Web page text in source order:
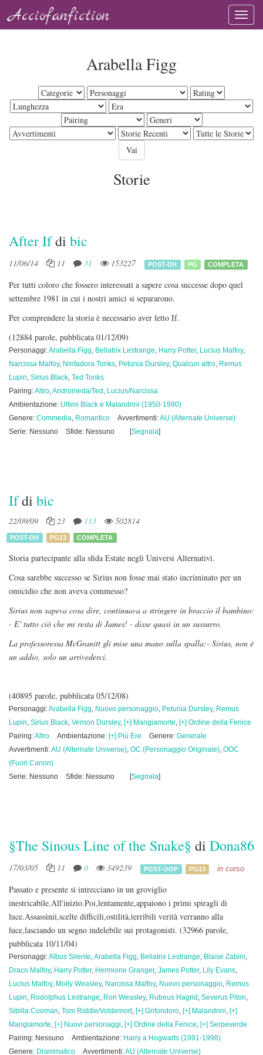
Acciofanfiction
Arabella Figg
Storie
After Ifdi bic
11/06/14 11 31 153227 POST-DH PG COMPLETA
Per tutti coloro che fossero interessati a sapere cosa successe dopo quel
settembre 1981 in cui i nostri amici si separarono.
Per comprendere la storia è necessario aver letto If.
(12884 parole, pubblicata 01/12/09)
Personaggi:Arabella Figg, Bellatrix Lestrange, Harry Potter, Lucius Malfoy,
Narcissa Malfoy, Ninfadora Tonks, Petunia Dursley, Qualcun altro, Remus
Lupin, Sirius Black, Ted Tonks
Pairing:Altro,Andromeda/Ted , Lucius/Narcissa
Ambientazione: Ultimi Black e Malandrini (1950-1990)
Genere: Commedia, Romantico Avvertimenti:AU (Alternate Universe)
Serie: Nessuno
Sfide: Nessuno [Segnala]
Ifdi bic
22/09/09 23 113 502814
POST-DH PG13 COMPLETA
Storia partecipante alla sfida Estate negli Universi Alternativi.
Cosa sarebbe successo se Sirius non fosse mai stato incriminato per un
omicidio che non aveva commesso?
Sirius non sapeva cosa dire, continuava a stringere in braccio il bambino:
- E' tutto ciò che mi resta di James! - disse quasi in un sussurro.
La professoressa McGranitt gli mise una mano sulla spalla:- Sirius, non è
un addio, solo un arrivederci.
(40895 parole, pubblicata 05/12/08)
Personaggi:Arabella Figg, Nuovo personaggio, Petunia Dursley, Remus
Lupin, Sirius Black, Vernon Dursley, [+] Mangiamorte, [+] Ordine della Fenice
Pairing:Altro Ambientazione: [+] Più Ere Genere: Generale
Avvertimenti:AU (Alternate Universe), OC (Personaggio Originale), OOC
(Fuori Canon)
Serie: Nessuno
Sfide: Nessuno [Segnala]
§The Sinous Line of the Snake§ di Dona86
17/03/05 11 0 349239 POST-OOP PG13 in corso
Passato e presente si intrecciano in un groviglio
inestricabile.All'inizio.Poi,lentamente,appaiono i primi spiragli di
luce.Assassinii,scelte difficili,ostilità,terribili verità verranno alla
luce,lasciando un segno indelebile sui protagonisti. (32966 parole,
pubblicata 10/11/04)
Personaggi:Albus Silente,Arabella Figg, Bellatrix Lestrange, Blaise Zabini,
Draco Malfoy, Harry Potter, Hermione Granger, James Potter, Lily Evans,
Lucius Malfoy, Molly Weasley, Narcissa Malfoy, Nuovo personaggio, Remus
Lupin, Rodolphus Lestrange, Ron Weasley, Rubeus Hagrid , Severus Piton,
Sibilla Cooman, Tom Riddle/Voldemort, [+] Grifondoro, [+] Malandrini, [+]
Mangiamorte, [+] Nuovi personaggi, [+] Ordine della Fenice, [+] Serpeverde
Pairing: Nessuno
Ambientazione: Harry a Hogwarts (1991-1998)
Genere: Drammatico Avvertimenti:AU (Alternate Universe)